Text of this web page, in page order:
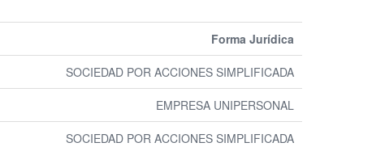
Forma Jurídica
SOCIEDAD POR ACCIONES SIMPLIFICADA
EMPRESA UNIPERSONAL
SOCIEDAD POR ACCIONES SIMPLIFICADA